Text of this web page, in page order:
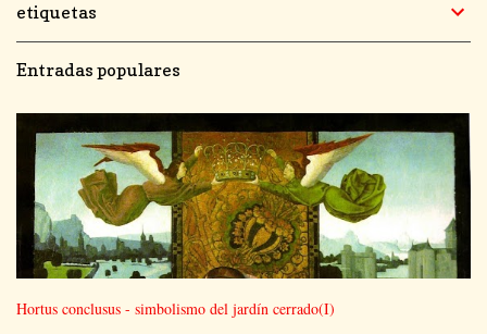
etiquetas
Entradas populares
Hortus conclusus - simbolismo del jardín cerrado(I)